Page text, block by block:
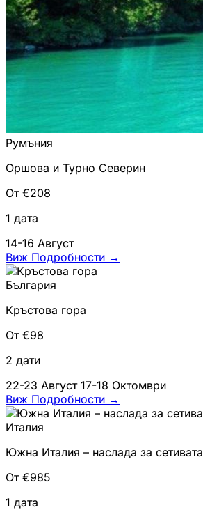
Румъния
Оршова и Турно Северин
От €208
1 дата
14-16 Август
Виж Подробности →
България
Кръстова гора
От €98
2 дати
22-23 Август 17-18 Октомври
Виж Подробности →
Италия
Южна Италия – наслада за сетивата
От €985
1 дата